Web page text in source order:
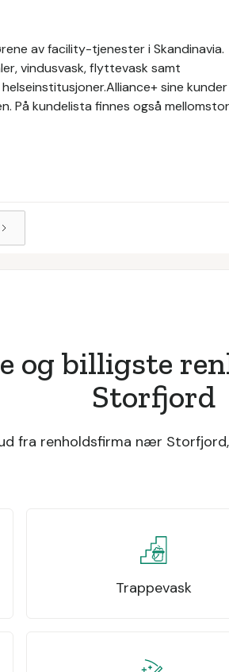
av facility-tjenester i Skandinavia.
vindusvask, flyttevask samt
sine kunder
På kundelista finnes også
og billigste
Storfjord
fra renholdsfirma nær
Trappevask